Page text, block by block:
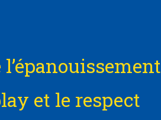
et le respect